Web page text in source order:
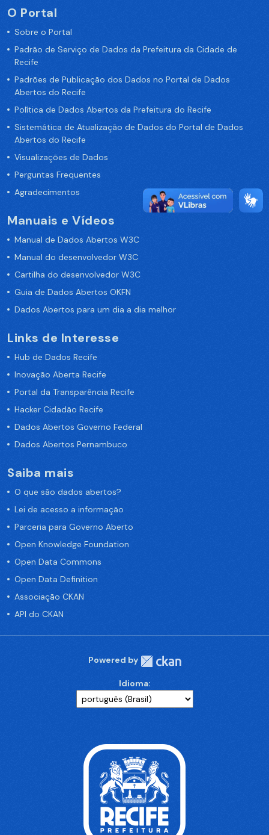
O Portal
Sobre o Portal
Padrão de Serviço de Dados da Prefeitura da Cidade de
Recife
Padrões de Publicação dos Dados no Portal de Dados
Abertos do Recife
Política de Dados Abertos da Prefeitura do Recife
Sistemática de Atualização de Dados do Portal de Dados
Abertos do Recife
Visualizações de Dados
Perguntas Frequentes
Agradecimentos
Manuais e Vídeos
Manual de Dados Abertos W3C
Manual do desenvolvedor W3C
Cartilha do desenvolvedor W3C
Guia de Dados Abertos OKFN
Dados Abertos para um dia a dia melhor
Links de Interesse
Hub de Dados Recife
Inovação Aberta Recife
Portal da Transparência Recife
Hacker Cidadão Recife
Dados Abertos Governo Federal
Dados Abertos Pernambuco
Saiba mais
O que são dados abertos?
Lei de acesso a informação
Parceria para Governo Aberto
Open Knowledge Foundation
Open Data Commons
Open Data Definition
Associação CKAN
API do CKAN
Powered by
Idioma